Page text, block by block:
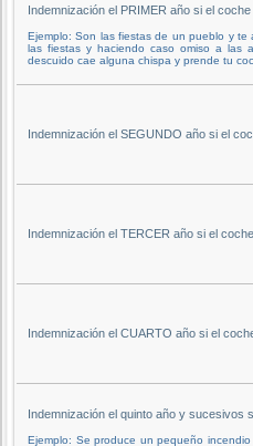
Indemnización el PRIMER año si el coche
Ejemplo: Son las fiestas de un pueblo y te
las fiestas y haciendo caso omiso a las
descuido cae alguna chispa y prende tu
Indemnización el SEGUNDO año si el
Indemnización el TERCER año si el
Indemnización el CUARTO año si el
Indemnización el quinto año y sucesivos
Ejemplo: Se produce un pequeño